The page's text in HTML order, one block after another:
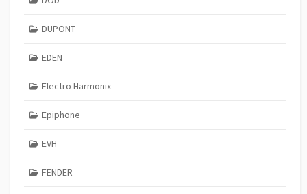
DUPONT
EDEN
Electro Harmonix
Epiphone
EVH
FENDER